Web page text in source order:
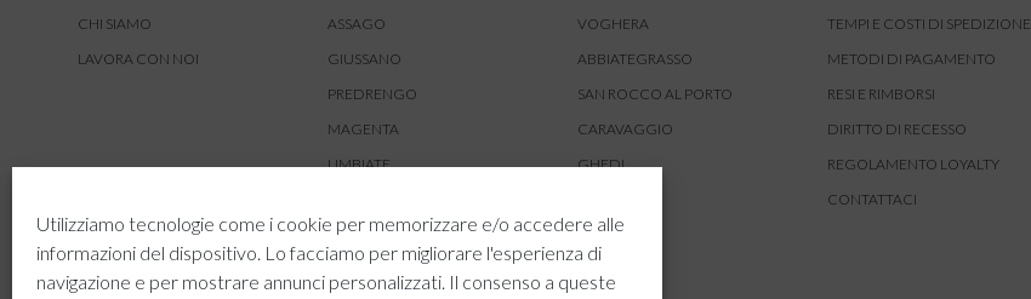
Utilizziamo tecnologie come i cookie per memorizzare e/o accedere alle
informazioni del dispositivo. Lo facciamo per migliorare l'esperienza di
navigazione e per mostrare annunci personalizzati. Il consenso a queste
CHI SIAMO
LAVORA CON NOI
ASSAGO
GIUSSANO
PREDRENGO
MAGENTA
LIMBIATE
BUSNAGO
VOGHERA
ABBIATEGRASSO
SAN ROCCO AL PORTO
CARAVAGGIO
GHEDI
CREMONA
TEMPI E COSTI DI SPEDIZIONE
METODI DI PAGAMENTO
RESI E RIMBORSI
DIRITTO DI RECESSO
REGOLAMENTO LOYALTY
CONTATTACI